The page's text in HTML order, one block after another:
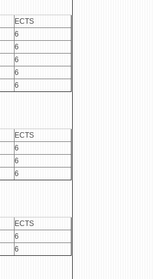
ECTS
6
6
6
6
6
ECTS
6
6
6
ECTS
6
6